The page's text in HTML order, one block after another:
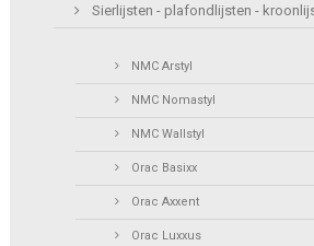
Sierlijsten - plafondlijsten -
NMC Arstyl
NMC Nomastyl
NMC Wallstyl
Orac Basixx
Orac Axxent
Orac Luxxus